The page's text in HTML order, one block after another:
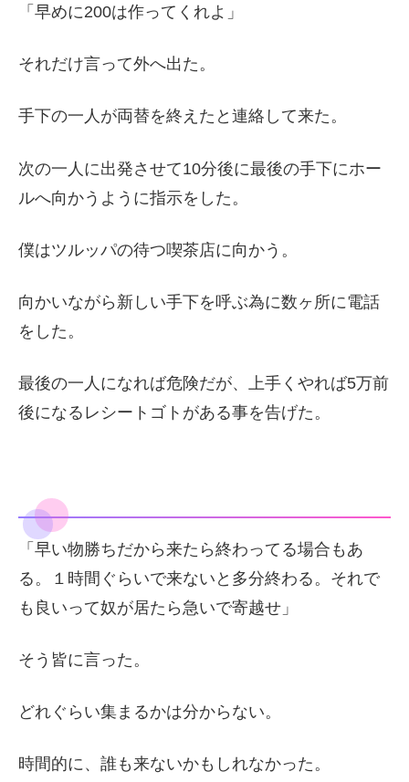
「早めに200は作ってくれよ」
それだけ言って外へ出た。
手下の一人が両替を終えたと連絡して来た。
次の一人に出発させて10分後に最後の手下にホー
ルへ向かうように指示をした。
僕はツルッパの待つ喫茶店に向かう。
向かいながら新しい手下を呼ぶ為に数ヶ所に電話
をした。
最後の一人になれば危険だが、上手くやれば5万前
後になるレシートゴトがある事を告げた。
「早い物勝ちだから来たら終わってる場合もあ
る。１時間ぐらいで来ないと多分終わる。それで
も良いって奴が居たら急いで寄越せ」
そう皆に言った。
どれぐらい集まるかは分からない。
時間的に、誰も来ないかもしれなかった。